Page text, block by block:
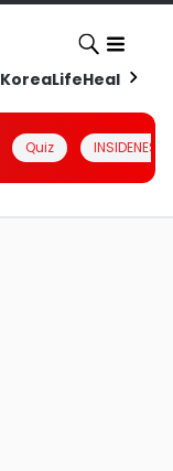
KoreaLifeHealth
Quiz INSIDENESIA